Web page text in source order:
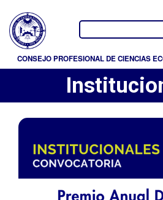
a
s
a
r
a
l
c
n
e
n
CONSEJO PROFESIONAL DE CIENCIAS
Buscador